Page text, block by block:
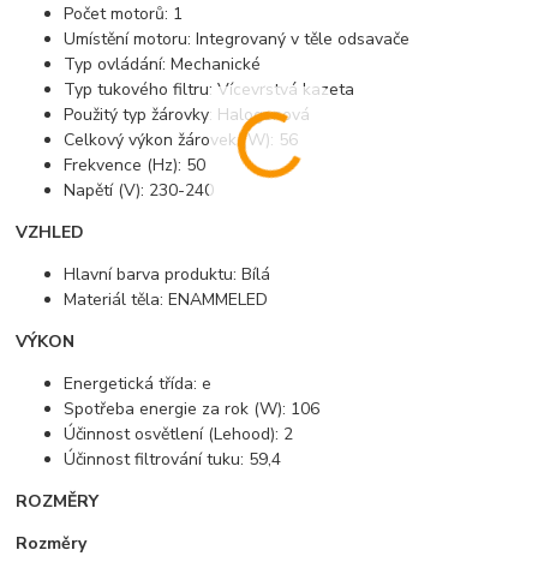
Počet motorů: 1
Umístění motoru: Integrovaný v těle odsavače
Typ ovládání: Mechanické
Typ tukového filtru: Vícevrstvá kazeta
Použitý typ žárovky: Halogenová
Celkový výkon žárovek (W): 56
Frekvence (Hz): 50
Napětí (V): 230-240
VZHLED
Hlavní barva produktu: Bílá
Materiál těla: ENAMMELED
VÝKON
Energetická třída: e
Spotřeba energie za rok (W): 106
Účinnost osvětlení (Lehood): 2
Účinnost filtrování tuku: 59,4
ROZMĚRY
Rozměry